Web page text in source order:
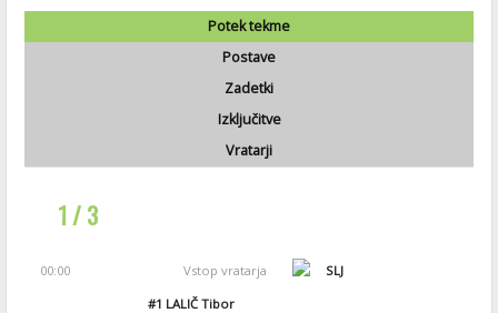
Potek tekme
Postave
Zadetki
Izključitve
Vratarji
1 / 3
00:00 Vstop vratarja
SLJ
#1 LALIČ Tibor